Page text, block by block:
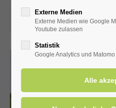
30.05.2026, 14:30
ORT: SCHÄFERKÄMPER
Externe Medien
Externe Medien wie Google
Youtube zulassen
Statistik
Google Analytics und